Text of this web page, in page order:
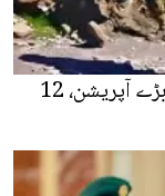
بلوچستان میں سیکیورٹی فورسز کے دو بڑے آپریشن، 12